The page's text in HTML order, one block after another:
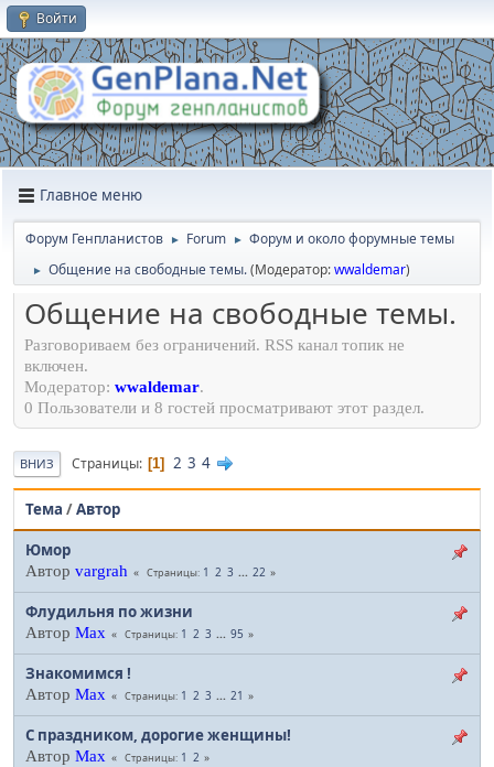
Войти
Главное меню
Форум Генпланистов ► Forum ► Форум и около форумные темы
► Общение на свободные темы.(Модератор:wwaldemar)
Общение на свободные темы.
Разговориваем без ограничений. RSS канал топик не
включен.
Модератор: wwaldemar.
0 Пользователи и 8 гостей просматривают этот раздел.
ВНИЗ Страницы 1 2 3 4
Тема /Автор
Юмор
Автор vargrah Страницы 1 2 3 ... 22
Флудильня по жизни
Автор Max Страницы 1 2 3 ... 95
Знакомимся !
Автор Max Страницы 1 2 3 ... 21
С праздником, дорогие женщины!
Автор Max Страницы 1 2